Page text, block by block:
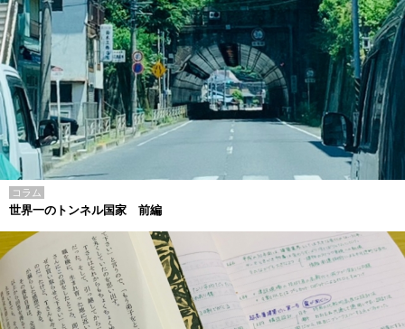
コラム
世界一のトンネル国家 前編